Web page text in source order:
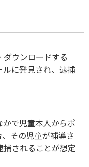
ダウンロードする
ルに発見され、逮捕
かで児童本人からポ
その児童が補導さ
捕されることが想定